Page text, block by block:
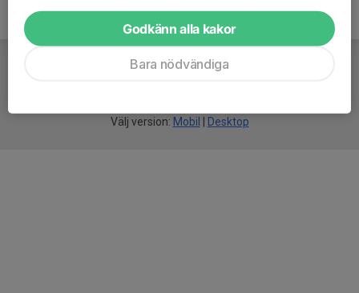
Välj version: Mobil Desktop
Godkänn alla kakor
Bara nödvändiga